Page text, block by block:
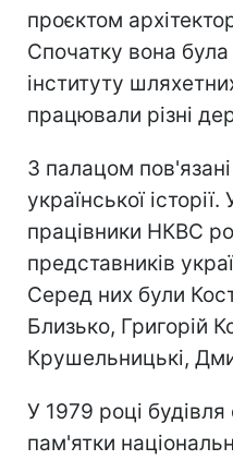
проєктом
Спочатку вона
інституту
працювали різні
З палацом пов'язані
української
працівники НКВС
представників
Серед них були
Близько, Григорій
Крушельницькі,
У 1979 році
пам'ятки